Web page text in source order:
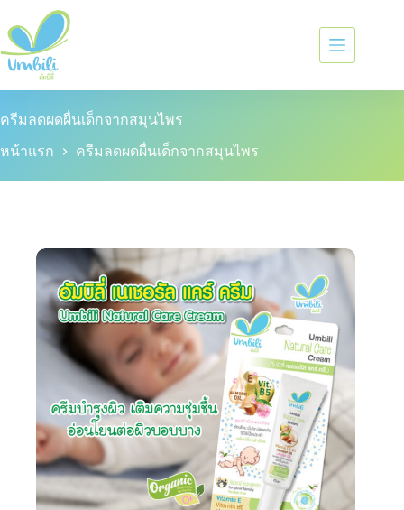
ครีมลดผดผื่นเด็กจากสมุนไพร
หน้าแรก ครีมลดผดผื่นเด็กจากสมุนไพร